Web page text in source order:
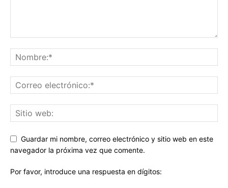
Guardar mi nombre, correo electrónico y sitio web en este
navegador la próxima vez que comente.
Por favor, introduce una respuesta en dígitos: